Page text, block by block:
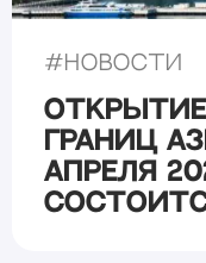
#Новости
границ
апреля